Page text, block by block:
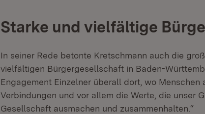
Starke und vielfältige
In seiner Rede betonte Kretschmann auch die
vielfältigen Bürgergesellschaft in Baden-
Engagement Einzelner überall dort, wo Menschen
Verbindungen und vor allem die Werte, die unser
Gesellschaft ausmachen und zusammenhalten.“